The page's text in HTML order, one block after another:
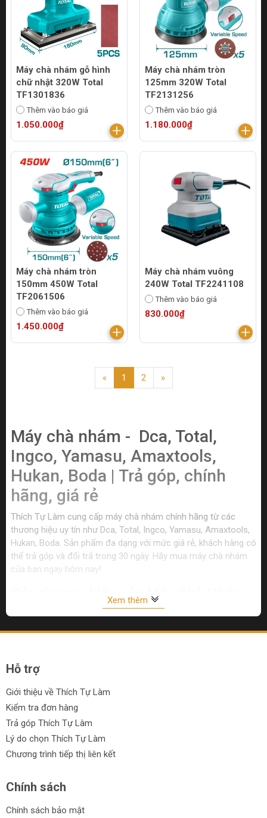
Máy chà nhám gỗ hình
chữ nhật 320W Total
TF1301836
Thêm vào báo giá
1.050.000₫
Máy chà nhám tròn
125mm 320W Total
TF2131256
Thêm vào báo giá
1.180.000₫
Máy chà nhám tròn
150mm 450W Total
TF2061506
Thêm vào báo giá
1.450.000₫
Máy chà nhám vuông
240W Total TF2241108
Thêm vào báo giá
830.000₫
« 1 2 »
Máy chà nhám - Dca, Total,
Ingco, Yamasu, Amaxtools,
Hukan, Boda | Trả góp, chính
hãng, giá rẻ
Thích Tự Làm cung cấp máy chà nhám chính hãng từ các
thương hiệu uy tín như Dca, Total, Ingco, Yamasu, Amaxtools,
Hukan, Boda. Sản phẩm đa dạng với mức giá rẻ, khách hàng có
thể trả góp và đổi trả trong 30 ngày. Hãy mua máy chà nhám
của bạn ngay hôm nay!
Các thương hiệu của Máy Chà Nhám :
Máy chà nhám Tolsen
Máy chà nhám Maxpro
Máy chà nhám TPC
Máy chà nhám Makute
Ưu điểm của máy chà nhám:
Xem thêm
Hỗ trợ
Giới thiệu về Thích Tự Làm
Kiểm tra đơn hàng
Trả góp Thích Tự Làm
Lý do chọn Thích Tự Làm
Chương trình tiếp thị liên kết
Chính sách
Chính sách bảo mật